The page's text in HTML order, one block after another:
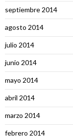
septiembre 2014
agosto 2014
julio 2014
junio 2014
mayo 2014
abril 2014
marzo 2014
febrero 2014